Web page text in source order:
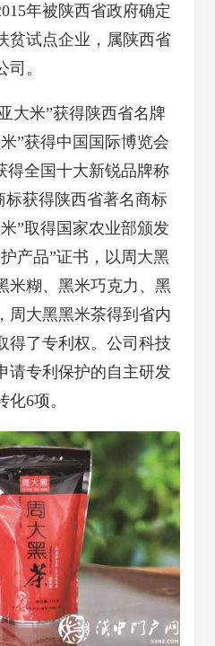
年被陕西省政府确定
贫试点企业，属陕西省
。
大米”获得陕西省名牌
”获得中国国际博览会
得全国十大新锐品牌称
标获得陕西省著名商标
”取得国家农业部颁发
产品”证书，以周大黑
米糊、黑米巧克力、黑
周大黑黑米茶得到省内
得了专利权。公司科技
请专利保护的自主研发
6项。